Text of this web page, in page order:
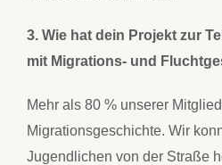
3. Wie hat dein Projekt zur
mit Migrations- und
Mehr als 80 % unserer
Migrationsgeschichte. Wir
Jugendlichen von der Straße